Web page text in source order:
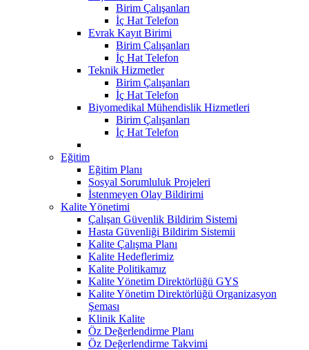
Birim Çalışanları
İç Hat Telefon
Evrak Kayıt Birimi
Birim Çalışanları
İç Hat Telefon
Teknik Hizmetler
Birim Çalışanları
İç Hat Telefon
Biyomedikal Mühendislik Hizmetleri
Birim Çalışanları
İç Hat Telefon
Eğitim
Eğitim Planı
Sosyal Sorumluluk Projeleri
İstenmeyen Olay Bildirimi
Kalite Yönetimi
Çalışan Güvenlik Bildirim Sistemi
Hasta Güvenliği Bildirim Sistemii
Kalite Çalışma Planı
Kalite Hedeflerimiz
Kalite Politikamız
Kalite Yönetim Direktörlüğü GYS
Kalite Yönetim Direktörlüğü Organizasyon
Şeması
Klinik Kalite
Öz Değerlendirme Planı
Öz Değerlendirme Takvimi